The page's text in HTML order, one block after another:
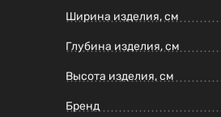
Ширина изделия, см
Глубина изделия, см
Высота изделия, см
Бренд